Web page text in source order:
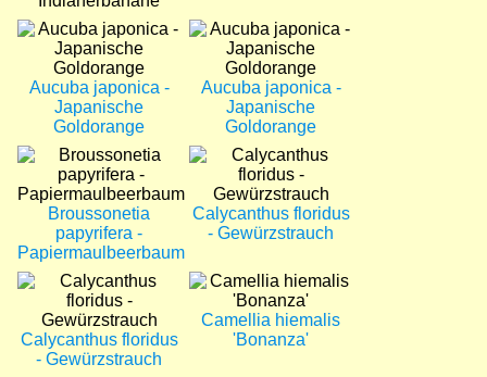
Bild
Aucuba japonica -
Japanische
Goldorange
Bild
Aucuba japonica -
Japanische
Goldorange
Bild
Broussonetia
papyrifera -
Papiermaulbeerbaum
Bild
Calycanthus floridus
- Gewürzstrauch
Bild
Calycanthus floridus
- Gewürzstrauch
Bild
Camellia hiemalis
'Bonanza'